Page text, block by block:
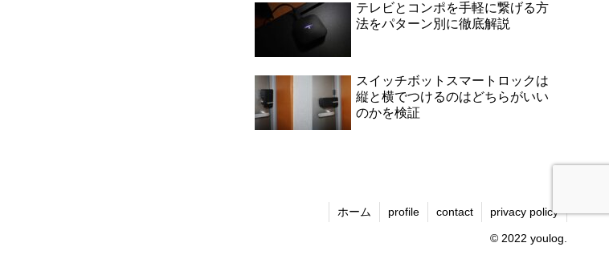
テレビとコンポを手軽に繋げる方
法をパターン別に徹底解説
スイッチボットスマートロックは
縦と横でつけるのはどちらがいい
のかを検証
ホーム profile contact privacy policy
© 2022 youlog.